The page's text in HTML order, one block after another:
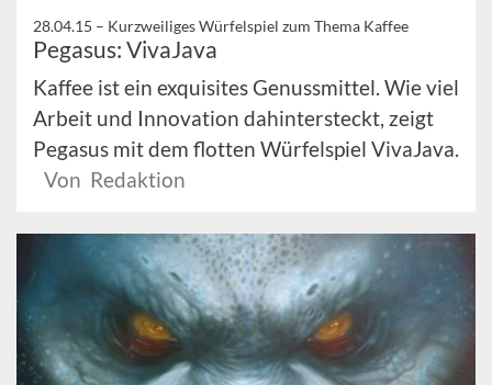
28.04.15 – Kurzweiliges Würfelspiel zum Thema Kaffee
Pegasus: VivaJava
Kaffee ist ein exquisites Genussmittel. Wie viel
Arbeit und Innovation dahintersteckt, zeigt
Pegasus mit dem flotten Würfelspiel VivaJava.
Von Redaktion